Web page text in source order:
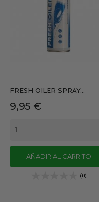
FRESH OILER SPRAY...
Precio
9,95 €
AÑADIR AL CARRITO
(0)